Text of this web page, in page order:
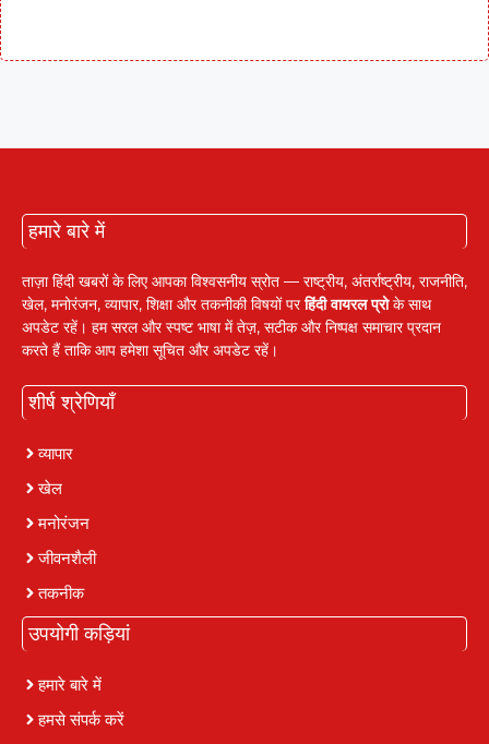
हमारे बारे में
ताज़ा हिंदी खबरों के लिए आपका विश्वसनीय स्रोत — राष्ट्रीय, अंतर्राष्ट्रीय, राजनीति,
खेल, मनोरंजन, व्यापार, शिक्षा और तकनीकी विषयों परहिंदी वायरल प्रोके साथ
अपडेट रहें। हम सरल और स्पष्ट भाषा में तेज़, सटीक और निष्पक्ष समाचार प्रदान
करते हैं ताकि आप हमेशा सूचित और अपडेट रहें।
शीर्ष श्रेणियाँ
व्यापार
खेल
मनोरंजन
जीवनशैली
तकनीक
उपयोगी कड़ियां
हमारे बारे में
हमसे संपर्क करें